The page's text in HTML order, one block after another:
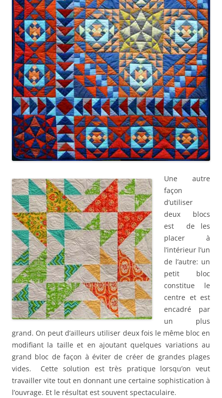
Une autre
façon
d’utiliser
deux blocs
est de les
placer à
l’intérieur l’un
de l’autre: un
petit bloc
constitue le
centre et est
encadré par
un plus
grand. On peut d’ailleurs utiliser deux fois le même bloc en
modifiant la taille et en ajoutant quelques variations au
grand bloc de façon à éviter de créer de grandes plages
vides. Cette solution est très pratique lorsqu’on veut
travailler vite tout en donnant une certaine sophistication à
l’ouvrage. Et le résultat est souvent spectaculaire.